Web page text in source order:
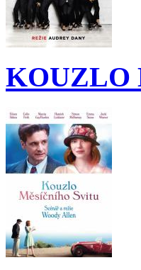
KOUZLO